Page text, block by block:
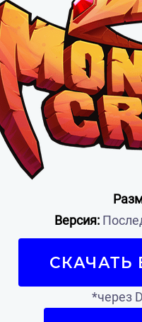
Версия:
СКАЧАТЬ
*через